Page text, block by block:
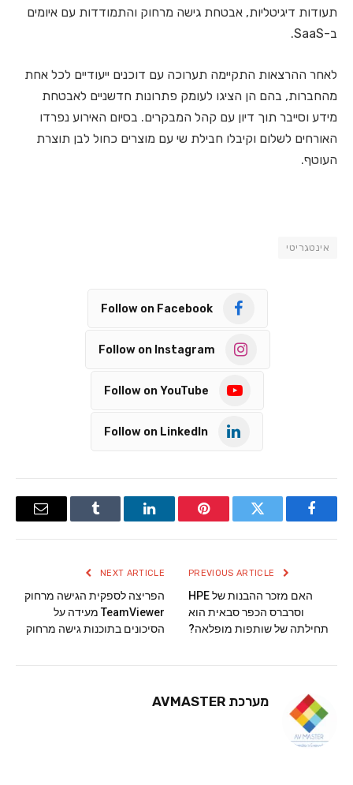
תעודות דיגיטליות, אבטחת גישה מרחוק והתמודדות עם איומים
ב-SaaS.
לאחר ההרצאות התקיימה תערוכה עם דוכנים ייעודיים לכל אחת
מהחברות, בהם הן הציגו לעומק פתרונות חדשניים לאבטחת
מידע וסייבר תוך דיון עם קהל המבקרים. בסיום האירוע נפרדו
האורחים לשלום וקיבלו חבילת שי עם מוצרים כחול לבן תוצרת
העוטף.
אינטגריטי
Follow on Facebook
Follow on Instagram
Follow on YouTube
Follow on LinkedIn
Facebook
Twitter
Pinterest
LinkedIn
Tumblr
Email
האם מזכר ההבנות של HPE
וסרברס הכפר סבאית הוא
תחילתה של שותפות מופלאה?
NEXT ARTICLE
הפריצה לספקית הגישה מרחוק
TeamViewer מעידה על
הסיכונים בתוכנות גישה מרחוק
מערכת AVMASTER